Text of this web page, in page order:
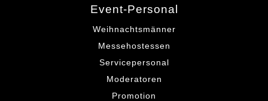
Event-Personal
Weihnachtsmänner
Messehostessen
Servicepersonal
Moderatoren
Promotion